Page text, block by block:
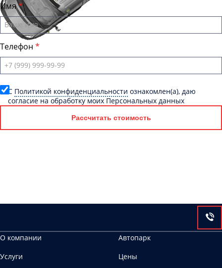
Имя
Телефон
C Политикой конфиденциальности ознакомлен(а), даю
согласие на обработку моих Персональных данных
Рассчитать стоимость
О компании
Автопарк
Услуги
Цены